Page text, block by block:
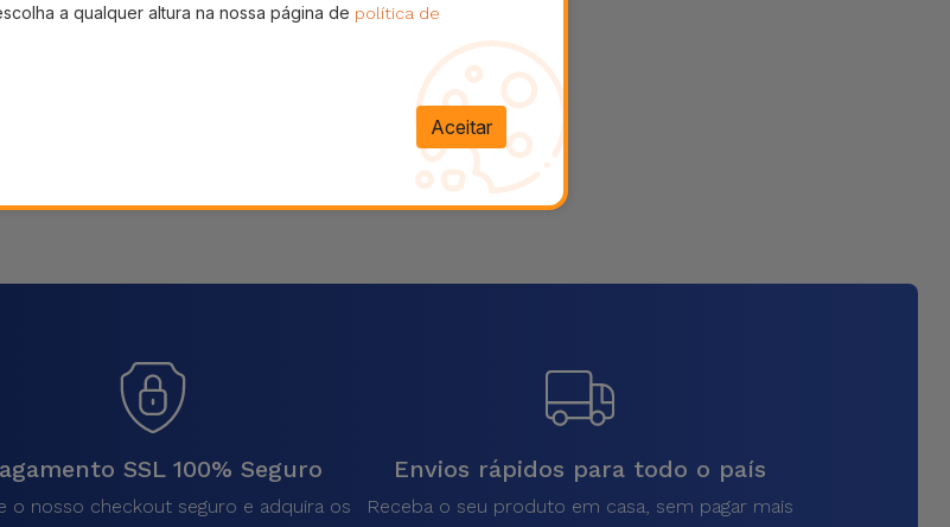
SSL 100% Seguro
o nosso checkout seguro e adquira os
Envios rápidos para todo o país
Receba o seu produto em casa, sem pagar mais
a qualquer altura na nossa página de política de
Aceitar